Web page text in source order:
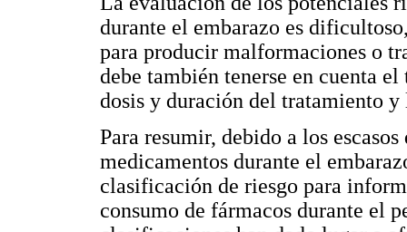
durante el embarazo es
para producir malformaciones o
debe también tenerse en cuenta
dosis y duración del tratamiento
Para resumir, debido a los
medicamentos durante el
clasificación de riesgo para
consumo de fármacos durante el